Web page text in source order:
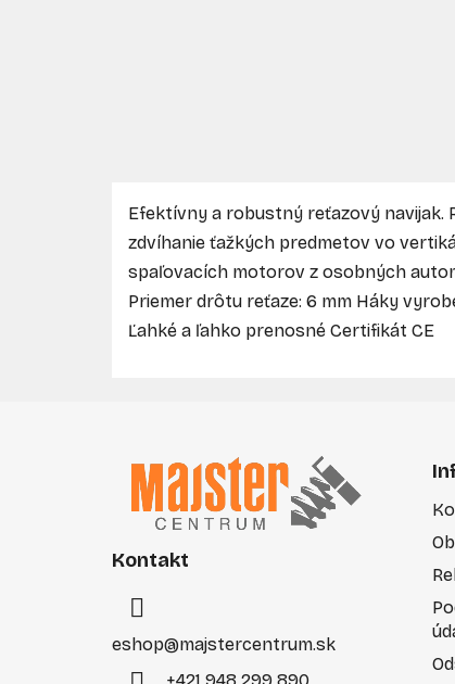
Efektívny a robustný reťazový navijak.
zdvíhanie ťažkých predmetov vo
spaľovacích motorov z osobných
Priemer drôtu reťaze: 6 mm Háky
Ľahké a ľahko prenosné Certifikát CE
Kontakt
eshop@majstercentrum.sk